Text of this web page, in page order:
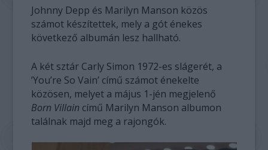
Johnny Depp és Marilyn Manson közös
számot készítettek, mely a gót énekes
következő albumán lesz hallható.
A két sztár Carly Simon 1972-es slágerét, a
’You’re So Vain’ című számot énekelte
közösen, melyet a május 1-jén megjelenő
Born Villain című Marilyn Manson albumon
találnak majd meg a rajongók.